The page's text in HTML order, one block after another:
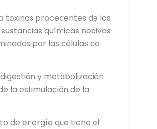
toxinas procedentes de los
químicas nocivas
por las células de
y metabolización
la estimulación de la
de energía que tiene el